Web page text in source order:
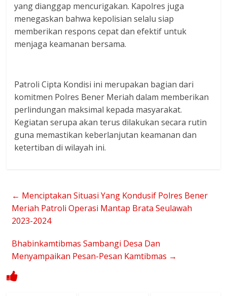
yang dianggap mencurigakan. Kapolres juga
menegaskan bahwa kepolisian selalu siap
memberikan respons cepat dan efektif untuk
menjaga keamanan bersama.
Patroli Cipta Kondisi ini merupakan bagian dari
komitmen Polres Bener Meriah dalam memberikan
perlindungan maksimal kepada masyarakat.
Kegiatan serupa akan terus dilakukan secara rutin
guna memastikan keberlanjutan keamanan dan
ketertiban di wilayah ini.
← Menciptakan Situasi Yang Kondusif Polres Bener
Meriah Patroli Operasi Mantap Brata Seulawah
2023-2024
Bhabinkamtibmas Sambangi Desa Dan
Menyampaikan Pesan-Pesan Kamtibmas →